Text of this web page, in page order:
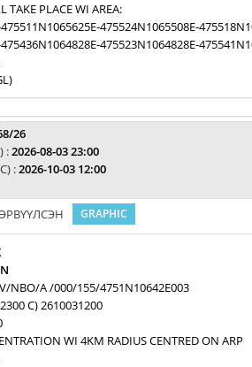
TAKE PLACE WI AREA:
475524N1065508E-
475523N1064828E-
26
:2026-08-03 23:00
:2026-10-03 12:00
GRAPHIC
NBO/A /000/155/4751N10642E003
C) 2610031200
WI 4KM RADIUS CENTRED ON ARP